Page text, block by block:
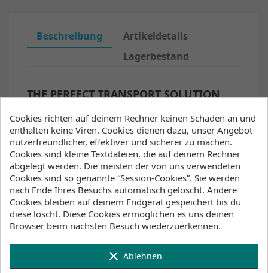
Beschreibung
Artikeldetails
Lagerbestand
THE PERFECT TRANSPORT SOLUTION
HYDROFOIL
When it comes to transporting your foil set-up,
there are various solutions for protecting your
foil on the way to, or from, the beach. When
the foil is disassembled, CORE protective
covers are available for each component,
which can be fixed with Velcro in a secure
position in the foil bag. Alternatively, you can
use the wingsuit to optimally protect your
hydrofoil when it’s fully assembled.
Padded bags for protection and transport of
each individual wing hydrofoil component.
Cookies richten auf deinem Rechner keinen Schaden an und
enthalten keine Viren. Cookies dienen dazu, unser Angebot
nutzerfreundlicher, effektiver und sicherer zu machen.
Cookies sind kleine Textdateien, die auf deinem Rechner
abgelegt werden. Die meisten der von uns verwendeten
Cookies sind so genannte “Session-Cookies”. Sie werden
nach Ende Ihres Besuchs automatisch gelöscht. Andere
Cookies bleiben auf deinem Endgerät gespeichert bis du
diese löscht. Diese Cookies ermöglichen es uns deinen
Browser beim nächsten Besuch wiederzuerkennen.
clear Ablehnen